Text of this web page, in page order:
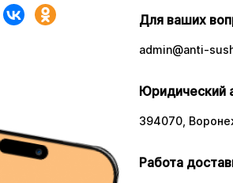
Для ваших
admin@anti-
Юридический
394070,
Работа